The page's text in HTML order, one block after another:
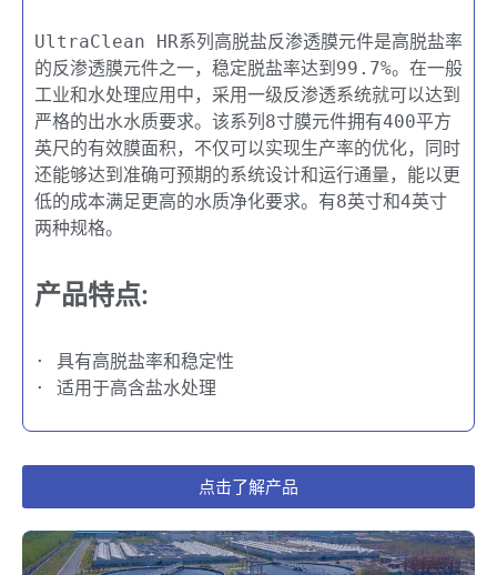
UltraClean HR系列高脱盐反渗透膜元件是高脱盐率
的反渗透膜元件之一，稳定脱盐率达到99.7%。在一般
工业和水处理应用中，采用一级反渗透系统就可以达到
严格的出水水质要求。该系列8寸膜元件拥有400平方
英尺的有效膜面积，不仅可以实现生产率的优化，同时
还能够达到准确可预期的系统设计和运行通量，能以更
低的成本满足更高的水质净化要求。有8英寸和4英寸
两种规格。
产品特点:
· 具有高脱盐率和稳定性
· 适用于高含盐水处理
点击了解产品